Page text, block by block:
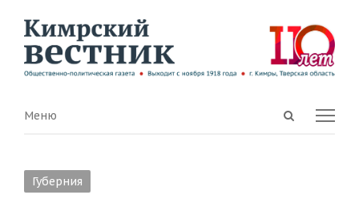
Open
Menu
Меню
Губерния